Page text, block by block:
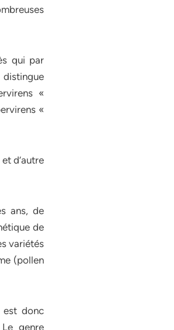
qui par
«
«
d’autre
ans, de
de
variétés
(pollen
est donc
genre